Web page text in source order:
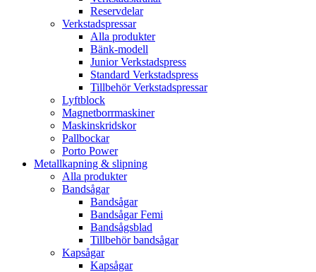
Reservdelar
Verkstadspressar
Alla produkter
Bänk-modell
Junior Verkstadspress
Standard Verkstadspress
Tillbehör Verkstadspressar
Lyftblock
Magnetborrmaskiner
Maskinskridskor
Pallbockar
Porto Power
Metallkapning & slipning
Alla produkter
Bandsågar
Bandsågar
Bandsågar Femi
Bandsågsblad
Tillbehör bandsågar
Kapsågar
Kapsågar